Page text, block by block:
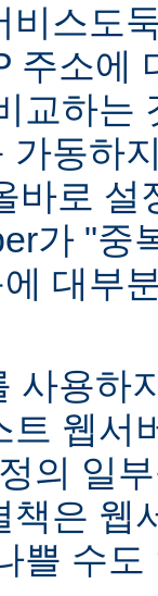
비스도
주소에
교하는
가동하
바로 설
가 "중
대부
사용하
트 웹서
의 일
책은 웹
쁠 수도